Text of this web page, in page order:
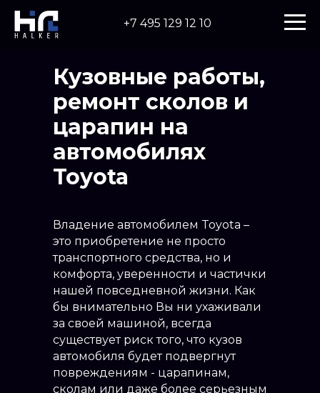
+7 495 129 12 10
Кузовные работы,
ремонт сколов и
царапин на
автомобилях
Toyota
Владение автомобилем Toyota –
это приобретение не просто
транспортного средства, но и
комфорта, уверенности и частички
нашей повседневной жизни. Как
бы внимательно Вы ни ухаживали
за своей машиной, всегда
существует риск того, что кузов
автомобиля будет подвергнут
повреждениям - царапинам,
сколам или даже более серьезным